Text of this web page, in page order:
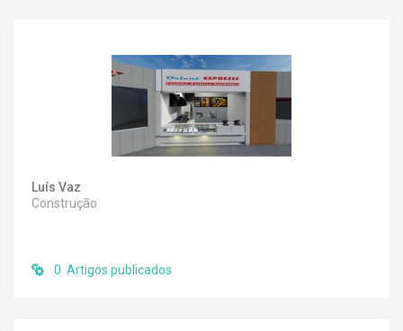
Luís Vaz
Construção
0 Artigos publicados